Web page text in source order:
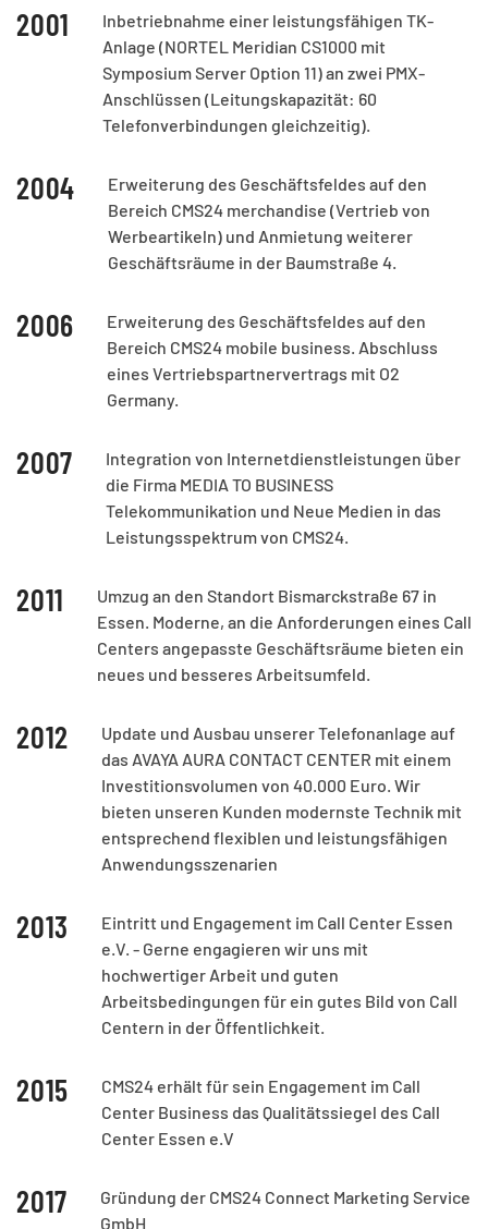
2001
Inbetriebnahme einer leistungsfähigen TK-
Anlage (NORTEL Meridian CS1000 mit
Symposium Server Option 11) an zwei PMX-
Anschlüssen (Leitungskapazität: 60
Telefonverbindungen gleichzeitig).
2004
Erweiterung des Geschäftsfeldes auf den
Bereich CMS24 merchandise (Vertrieb von
Werbeartikeln) und Anmietung weiterer
Geschäftsräume in der Baumstraße 4.
2006
Erweiterung des Geschäftsfeldes auf den
Bereich CMS24 mobile business. Abschluss
eines Vertriebspartnervertrags mit O2
Germany.
2007
Integration von Internetdienstleistungen über
die Firma MEDIA TO BUSINESS
Telekommunikation und Neue Medien in das
Leistungsspektrum von CMS24.
2011
Umzug an den Standort Bismarckstraße 67 in
Essen. Moderne, an die Anforderungen eines Call
Centers angepasste Geschäftsräume bieten ein
neues und besseres Arbeitsumfeld.
2012
Update und Ausbau unserer Telefonanlage auf
das AVAYA AURA CONTACT CENTER mit einem
Investitionsvolumen von 40.000 Euro. Wir
bieten unseren Kunden modernste Technik mit
entsprechend flexiblen und leistungsfähigen
Anwendungsszenarien
2013
Eintritt und Engagement im Call Center Essen
e.V. - Gerne engagieren wir uns mit
hochwertiger Arbeit und guten
Arbeitsbedingungen für ein gutes Bild von Call
Centern in der Öffentlichkeit.
2015
CMS24 erhält für sein Engagement im Call
Center Business das Qualitätssiegel des Call
Center Essen e.V
2017
Gründung der CMS24 Connect Marketing Service
GmbH